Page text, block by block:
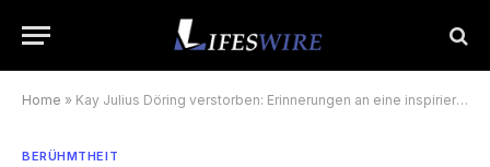
Home » Kay Julius Döring verstorben: Erinnerungen an eine inspirierende Persönlichkeit
BERÜHMTHEIT